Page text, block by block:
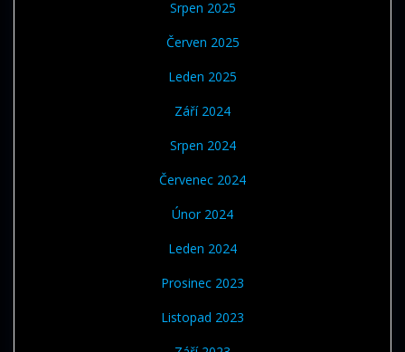
Srpen 2025
Červen 2025
Leden 2025
Září 2024
Srpen 2024
Červenec 2024
Únor 2024
Leden 2024
Prosinec 2023
Listopad 2023